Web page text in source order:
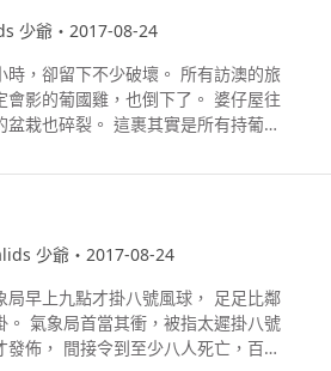
心態差，話我地抵X死，仲話
」他說知道冷嘲熱諷只屬香港小部
，不會對該些言論上心。不過對於
子」陶傑，他就炮轟：「X家剷，你
佢！」 威哥指災後政府救援明顯不
理特別好，相反台山北區等平民區
在十六浦一帶。威哥捲起車窗，點
大酒店燈火通明，他嘆道，「其實
回憶，之前曾有年輕的大陸客從賭
人賭輸錢自殺？他輸掉家人借的80
後東山再起。最終待大陸客心情好轉
，以前大家每日生活諗錢，但今次
高估政府能力，但後來發覺唔自己
希望新的葡國雞公仔將會為澳門帶
少爺・2017-08-24
時，卻留下不少破壞。 所有訪澳的旅
影的葡國雞，也倒下了。 婆仔屋往
栽也碎裂。 這裹其實是所有持葡國
整齊齊擺放著，今天已經變得十分
樹倒下，所幸的是，兒童遊樂設施
置仍有樹枝等待收拾。 新葡京旁
，令行人迫不得已地行出行人道
路上，行人行過時要留意不要踩在
家。 連指示牌都被拔起，「天鴿」實
社區設施進行打掃，真心希望會有更
量家居垃圾散落在街上。 新濠鋒和
少爺・2017-08-24
局早上九點才掛八號風球， 足足比鄰
氣象局首當其衝，被指太遲掛八號
佈， 間接令到至少八人死亡，百多